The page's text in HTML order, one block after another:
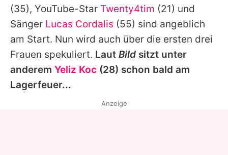
Redaktionelle Richtlinien
Impressum
Datenschutzerklärung
Nutzungsbedingungen
Utiq verwalten
(35), YouTube-Star Twenty4tim (21) und
Sänger Lucas Cordalis (55) sind angeblich
am Start. Nun wird auch über die ersten drei
Frauen spekuliert. Laut Bild sitzt unter
anderem Yeliz Koc (28) schon bald am
Lagerfeuer...
Anzeige